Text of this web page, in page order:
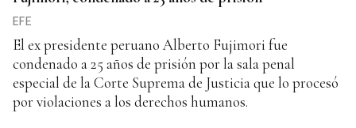
EFE
El ex presidente peruano Alberto Fujimori fue
condenado a 25 años de prisión por la sala penal
especial de la Corte Suprema de Justicia que lo procesó
por violaciones a los derechos humanos.